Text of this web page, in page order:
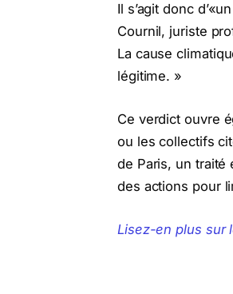
Il s’agit donc
Cournil, juriste
La cause
légitime. »
Ce verdict ouvre
ou les collectifs
de Paris, un
des actions pour
Lisez-en plus sur